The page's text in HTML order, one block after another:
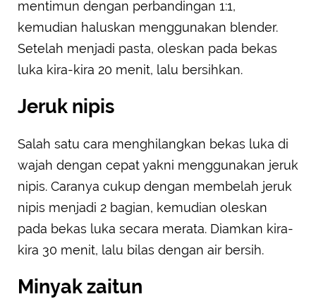
mentimun dengan perbandingan 1:1,
kemudian haluskan menggunakan blender.
Setelah menjadi pasta, oleskan pada bekas
luka kira-kira 20 menit, lalu bersihkan.
Jeruk nipis
Salah satu cara menghilangkan bekas luka di
wajah dengan cepat yakni menggunakan jeruk
nipis. Caranya cukup dengan membelah jeruk
nipis menjadi 2 bagian, kemudian oleskan
pada bekas luka secara merata. Diamkan kira-
kira 30 menit, lalu bilas dengan air bersih.
Minyak zaitun